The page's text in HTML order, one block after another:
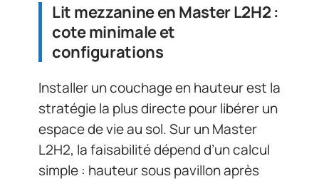
Lit mezzanine en Master L2H2 :
cote minimale et
configurations
Installer un couchage en hauteur est la
stratégie la plus directe pour libérer un
espace de vie au sol. Sur un Master
L2H2, la faisabilité dépend d’un calcul
simple : hauteur sous pavillon après